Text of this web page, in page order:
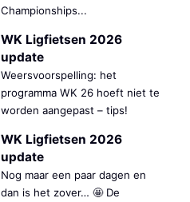
Championships...
WK Ligfietsen 2026
update
Weersvoorspelling: het
programma WK 26 hoeft niet te
worden aangepast – tips!
WK Ligfietsen 2026
update
Nog maar een paar dagen en
dan is het zover… 🤩 De